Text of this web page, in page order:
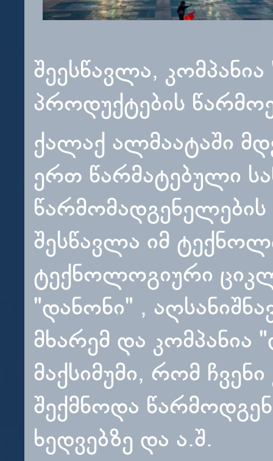
შეესწავლა,
პროდუქტების
ქალაქ ალმაატაში
ერთ წარმატებული
შესწავლა იმ
ტექნოლოგიური
"დანონი" ,
მხარემ და
მაქსიმუმი, რომ
შექმნოდა
ხედვებზე და ა.შ.